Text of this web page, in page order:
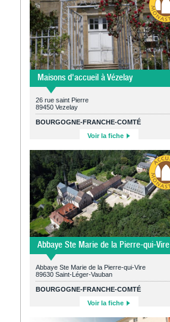
Maisons d'accueil à Vézelay
26 rue saint Pierre
89450 Vezelay
BOURGOGNE-FRANCHE-COMTÉ
Voir la fiche
Abbaye Ste Marie de la Pierre-qui-Vire
Abbaye Ste Marie de la Pierre-qui-Vire
89630 Saint-Léger-Vauban
BOURGOGNE-FRANCHE-COMTÉ
Voir la fiche